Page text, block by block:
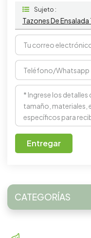
Sujeto :
Entregar
CATEGORÍAS